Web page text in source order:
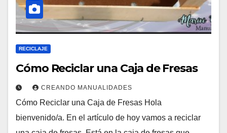
RECICLAJE
Cómo Reciclar una Caja de Fresas
CREANDO MANUALIDADES
Cómo Reciclar una Caja de Fresas Hola
bienvenido/a. En el artículo de hoy vamos a reciclar